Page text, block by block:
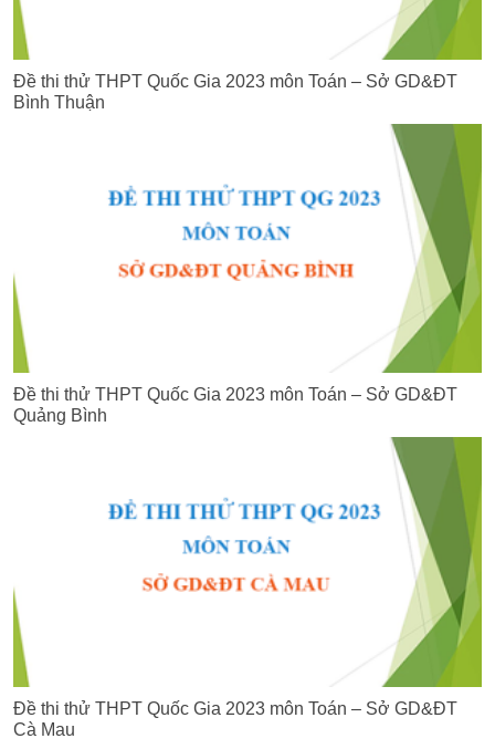
Đề thi thử THPT Quốc Gia 2023 môn Toán – Sở GD&ĐT
Bình Thuận
Đề thi thử THPT Quốc Gia 2023 môn Toán – Sở GD&ĐT
Quảng Bình
Đề thi thử THPT Quốc Gia 2023 môn Toán – Sở GD&ĐT
Cà Mau